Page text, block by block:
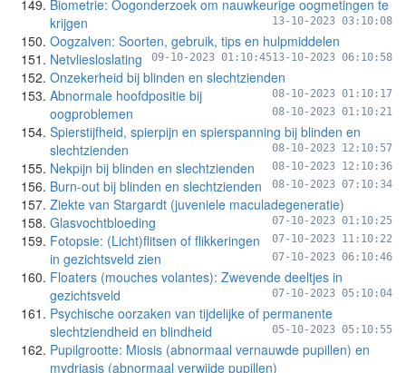
Biometrie: Oogonderzoek om nauwkeurige oogmetingen te
krijgen
13-10-2023 03:10:08
Oogzalven: Soorten, gebruik, tips en hulpmiddelen
13-10-2023 06:10:58
Netvliesloslating 09-10-2023 01:10:45
Onzekerheid bij blinden en slechtzienden
08-10-2023 01:10:17
Abnormale hoofdpositie bij
oogproblemen
08-10-2023 01:10:21
Spierstijfheid, spierpijn en spierspanning bij blinden en
slechtzienden
08-10-2023 12:10:57
Nekpijn bij blinden en slechtzienden 08-10-2023 12:10:36
Burn-out bij blinden en slechtzienden 08-10-2023 07:10:34
Ziekte van Stargardt (juveniele maculadegeneratie)
07-10-2023 01:10:25
Glasvochtbloeding
07-10-2023 11:10:22
Fotopsie: (Licht)flitsen of flikkeringen
in gezichtsveld zien
07-10-2023 06:10:46
Floaters (mouches volantes): Zwevende deeltjes in
gezichtsveld
07-10-2023 05:10:04
Psychische oorzaken van tijdelijke of permanente
slechtziendheid en blindheid
05-10-2023 05:10:55
Pupilgrootte: Miosis (abnormaal vernauwde pupillen) en
mydriasis (abnormaal verwijde pupillen)